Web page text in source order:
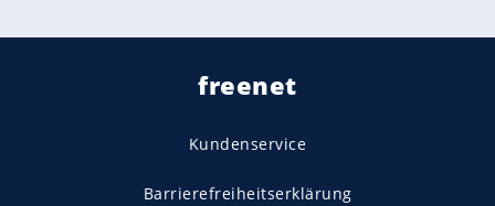
freenet
Kundenservice
Barrierefreiheitserklärung